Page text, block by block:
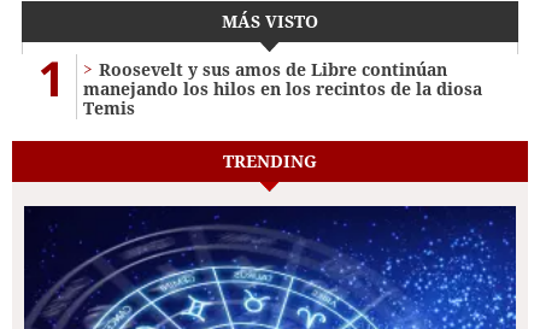
MÁS VISTO
1
Roosevelt y sus amos de Libre continúan
manejando los hilos en los recintos de la diosa
Temis
TRENDING